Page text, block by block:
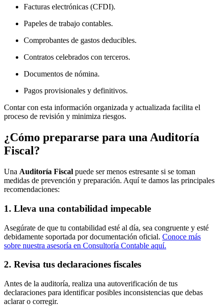
Facturas electrónicas (CFDI).
Papeles de trabajo contables.
Comprobantes de gastos deducibles.
Contratos celebrados con terceros.
Documentos de nómina.
Pagos provisionales y definitivos.
Contar con esta información organizada y actualizada facilita el
proceso de revisión y minimiza riesgos.
¿Cómo prepararse para una Auditoría
Fiscal?
Una Auditoría Fiscal puede ser menos estresante si se toman
medidas de prevención y preparación. Aquí te damos las principales
recomendaciones:
1. Lleva una contabilidad impecable
Asegúrate de que tu contabilidad esté al día, sea congruente y esté
debidamente soportada por documentación oficial. Conoce más
sobre nuestra asesoría en Consultoría Contable aquí.
2. Revisa tus declaraciones fiscales
Antes de la auditoría, realiza una autoverificación de tus
declaraciones para identificar posibles inconsistencias que debas
aclarar o corregir.